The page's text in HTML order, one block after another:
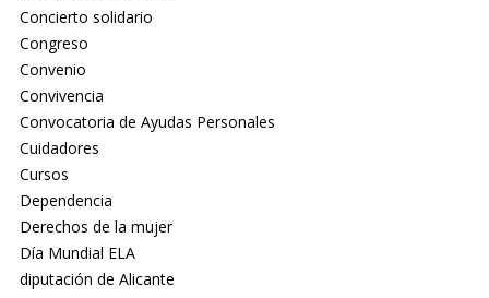
Concierto solidario
Congreso
Convenio
Convivencia
Convocatoria de Ayudas Personales
Cuidadores
Cursos
Dependencia
Derechos de la mujer
Día Mundial ELA
diputación de Alicante